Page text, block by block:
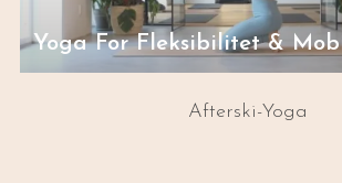
Yoga For Fleksibilitet &
Afterski-Yoga